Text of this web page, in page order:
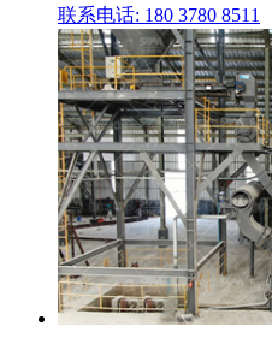
联系电话: 180 3780 8511